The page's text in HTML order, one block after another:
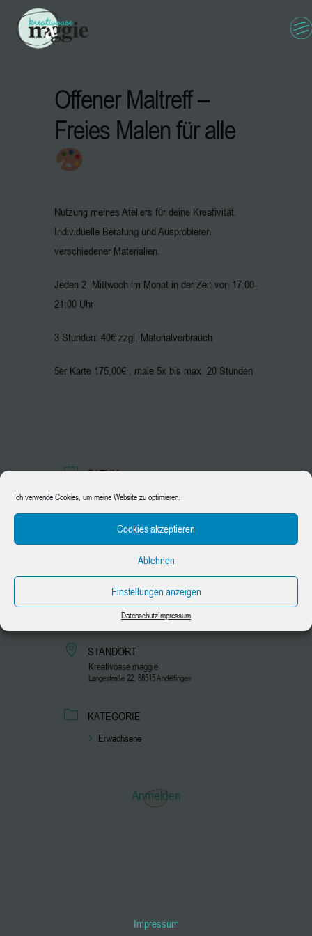
Ich verwende Cookies, um meine Website zu optimieren.
Cookies akzeptieren
Ablehnen
Einstellungen anzeigen
Datenschutz Impressum
Offener Maltreff –
Freies Malen für alle
Nutzung meines Ateliers für deine Kreativität.
Individuelle Beratung und Ausprobieren
verschiedener Materialien.
Jeden 2. Mittwoch im Monat in der Zeit von 17:00-
21:00 Uhr
3 Stunden: 40€ zzgl. Materialverbrauch
5er Karte 175,00€ , male 5x bis max. 20 Stunden
DATUM
09.09.2026
UHRZEIT
PREIS
STANDORT
Kreativoase.maggie
Langestraße 22, 88515 Andelfingen
KATEGORIE
Erwachsene
Anmelden
Impressum